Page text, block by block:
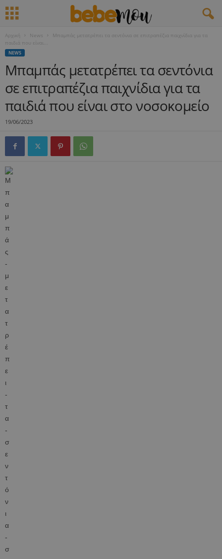
Αρχική News
Μπαμπάς μετατρέπει τα σεντόνια σε επιτραπέζια παιχνίδια για τα
παιδιά που είναι...
NEWS
Μπαμπάς μετατρέπει τα σεντόνια
σε επιτραπέζια παιχνίδια για τα
παιδιά που είναι στο νοσοκομείο
19/06/2023